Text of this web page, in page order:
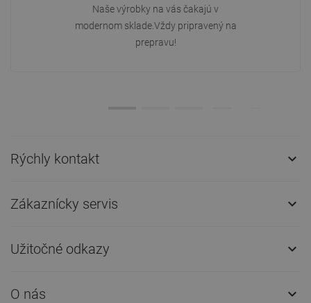
Naše výrobky na vás čakajú v
modernom sklade.Vždy pripravený na
prepravu!
Rýchly kontakt 
Zákaznícky servis 
Užitočné odkazy 
O nás 